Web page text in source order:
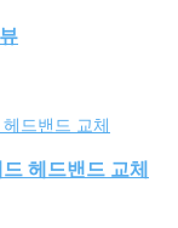
헤드밴드 교체